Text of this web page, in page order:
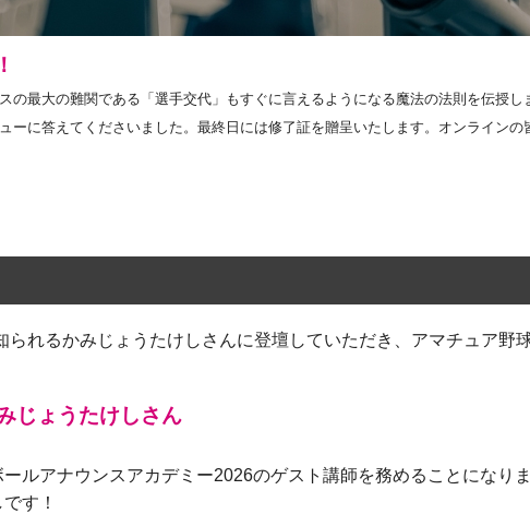
最大の難関である「選手交代」もすぐに言えるようになる魔法の法則を伝授し
に答えてくださいました。最終日には修了証を贈呈いたします。オンラインの
れるかみじょうたけしさんに登壇していただき、アマチュア野
じょうたけしさん
ルアナウンスアカデミー2026のゲスト講師を務めることになり
す！